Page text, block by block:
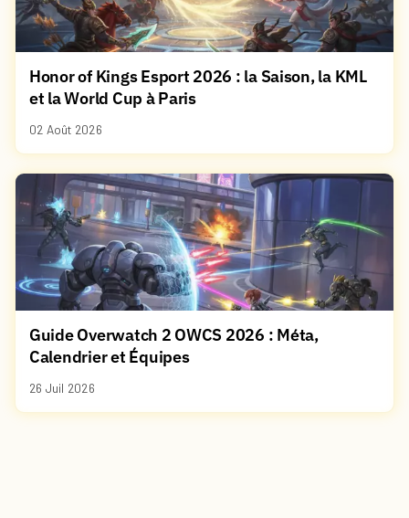
Honor of Kings Esport 2026 : la Saison, la KML
et la World Cup à Paris
02 Août 2026
Guide Overwatch 2 OWCS 2026 : Méta,
Calendrier et Équipes
26 Juil 2026